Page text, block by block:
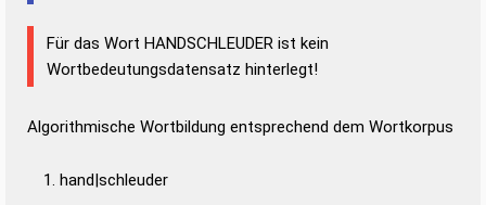
Für das Wort HANDSCHLEUDER ist kein
Wortbedeutungsdatensatz hinterlegt!
Algorithmische Wortbildung entsprechend dem Wortkorpus
hand|schleuder